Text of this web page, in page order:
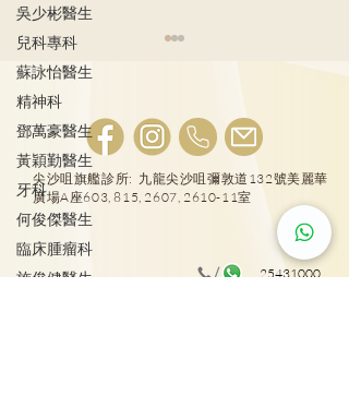
吳少彬醫生
兒科專科
蘇詠怡醫生
精神科
鄧萬豪醫生
黃穎勤醫生
牙科
何俊傑醫生
臨床腫瘤科
施俊健醫生
肺結節風險評估
尖沙咀旗艦診所: 九龍尖沙咀彌敦道132號美麗華
廣場A座603, 815, 2607, 2610-11室
25431000